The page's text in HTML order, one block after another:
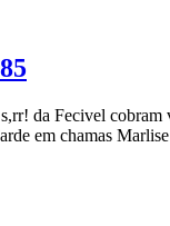
da Fecivel
em chamas